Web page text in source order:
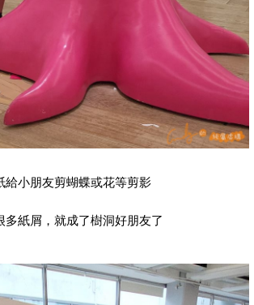
給小朋友剪蝴蝶或花等剪影
多紙屑，就成了樹洞好朋友了